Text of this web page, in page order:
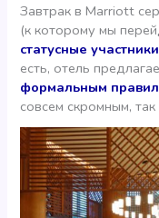
Завтрак в Marriott
(к которому мы
статусные участники
есть, отель
формальным
совсем скромным,